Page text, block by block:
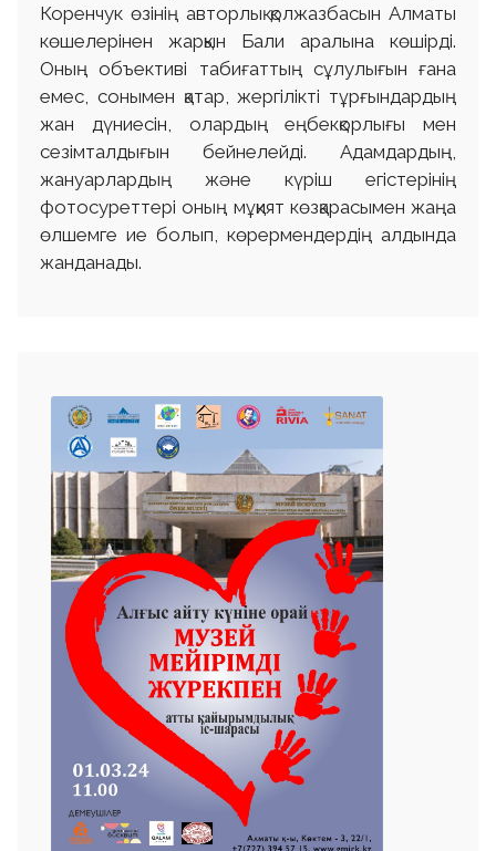
Коренчук өзінің авторлық қолжазбасын Алматы
көшелерінен жарқын Бали аралына көшірді.
Оның объективі табиғаттың сұлулығын ғана
емес, сонымен қатар, жергілікті тұрғындардың
жан дүниесін, олардың еңбекқорлығы мен
сезімталдығын бейнелейді. Адамдардың,
жануарлардың және күріш егістерінің
фотосуреттері оның мұқият көзқарасымен жаңа
өлшемге ие болып, көрермендердің алдында
жанданады.